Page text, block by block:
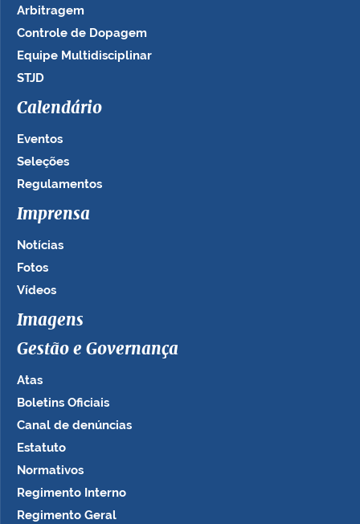
Arbitragem
Controle de Dopagem
Equipe Multidisciplinar
STJD
Calendário
Eventos
Seleções
Regulamentos
Imprensa
Notícias
Fotos
Vídeos
Imagens
Gestão e Governança
Atas
Boletins Oficiais
Canal de denúncias
Estatuto
Normativos
Regimento Interno
Regimento Geral